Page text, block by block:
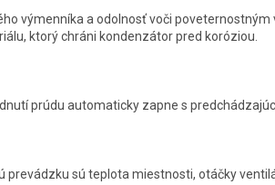
výmenníka a odolnosť voči
ktorý chráni kondenzátor pred koróziou.
prúdu automaticky zapne s
prevádzku sú teplota miestnosti, otáčky